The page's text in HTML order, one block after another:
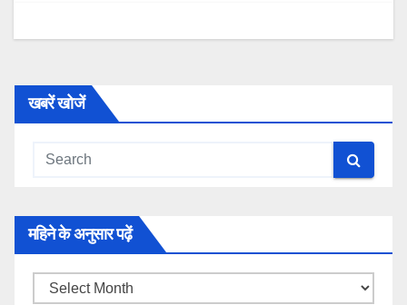
खबरें खोजें
महिने के अनुसार पढ़ें
महिने